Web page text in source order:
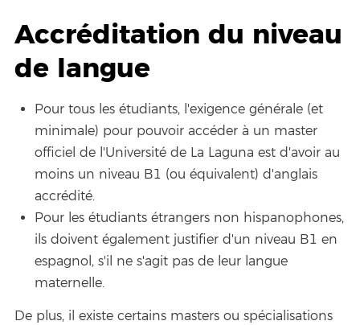
Accréditation du niveau
de langue
Pour tous les étudiants, l'exigence générale (et
minimale) pour pouvoir accéder à un master
officiel de l'Université de La Laguna est d'avoir au
moins un niveau B1 (ou équivalent) d'anglais
accrédité.
Pour les étudiants étrangers non hispanophones,
ils doivent également justifier d'un niveau B1 en
espagnol, s'il ne s'agit pas de leur langue
maternelle.
De plus, il existe certains masters ou spécialisations